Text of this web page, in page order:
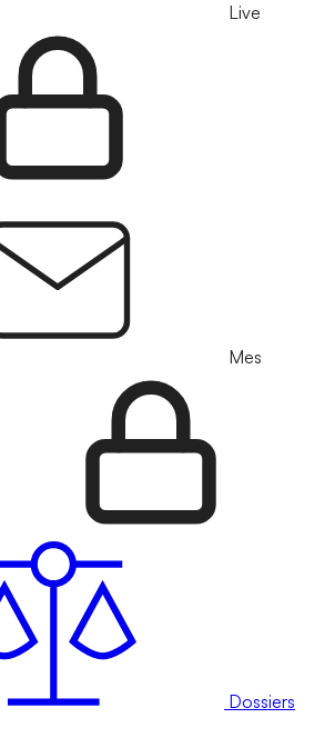
Live
Mes
Dossiers